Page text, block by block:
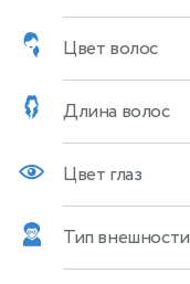
Цвет волос
Длина волос
Цвет глаз
Тип внешности